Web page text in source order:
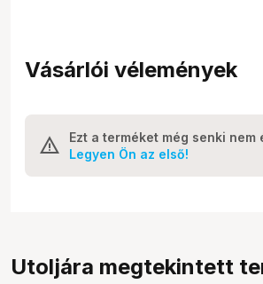
Vásárlói vélemények
Ezt a terméket még senki nem
Legyen Ön az első!
Utoljára megtekintett